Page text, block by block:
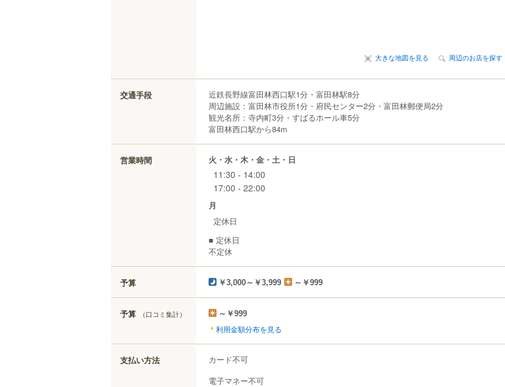
大きな地図を見る 周辺のお店を探す
交通手段
近鉄長野線富田林西口駅1分・富田林駅8分
周辺施設：富田林市役所1分・府民センター2分・富田林郵便局2分
観光名所：寺内町3分・すばるホール車5分
富田林西口駅から84m
営業時間 火・水・木・金・土・日
11:30 - 14:00
17:00 - 22:00
月
定休日
■ 定休日
不定休
予算 ￥3,000～￥3,999 ～￥999
予算 （口コミ集計） ～￥999
利用金額分布を見る
支払い方法
カード不可
電子マネー不可